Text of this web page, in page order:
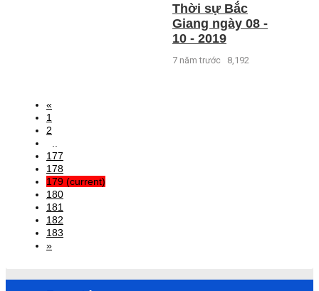
Thời sự Bắc
Giang ngày 08 -
10 - 2019
7 năm trước 8,192
«
1
2
177
178
179 (current)
180
181
182
183
»